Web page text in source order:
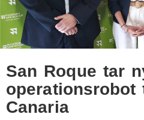
San Roque tar
operationsrobot
Canaria